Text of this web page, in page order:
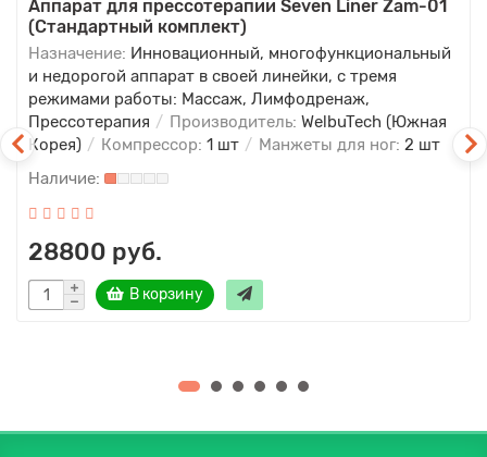
Аппарат для прессотерапии Seven Liner Zam-01
(Стандартный комплект)
Назначение: Инновационный, многофункциональный
и недорогой аппарат в своей линейки, с тремя
режимами работы: Массаж, Лимфодренаж,
Прессотерапия
Производитель: WelbuTech (Южная
Корея)
Компрессор: 1 шт Манжеты для ног: 2 шт
28800 руб.
В корзину